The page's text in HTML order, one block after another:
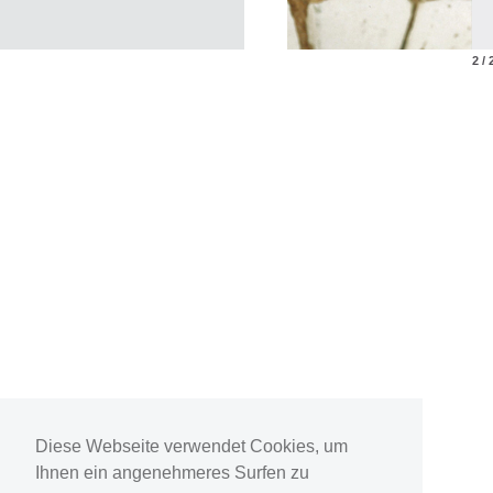
Diese Webseite verwendet Cookies, um
Ihnen ein angenehmeres Surfen zu
2 /